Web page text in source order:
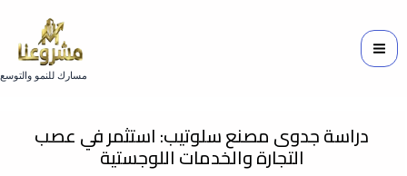
مسارك للنمو والتوسع
دراسة جدوى مصنع سلوتيب: استثمر في عصب
التجارة والخدمات اللوجستية